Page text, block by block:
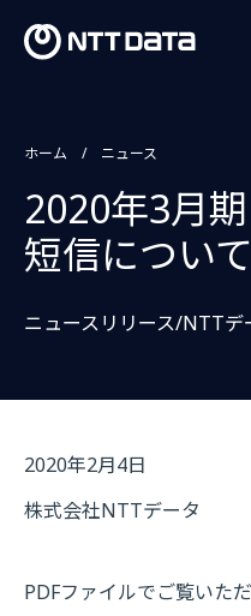
ホーム ニュース
2020年3月
短信について
ニュースリリース/NTTデ
2020年2月4日
株式会社NTTデータ
PDFファイルでご覧いただ